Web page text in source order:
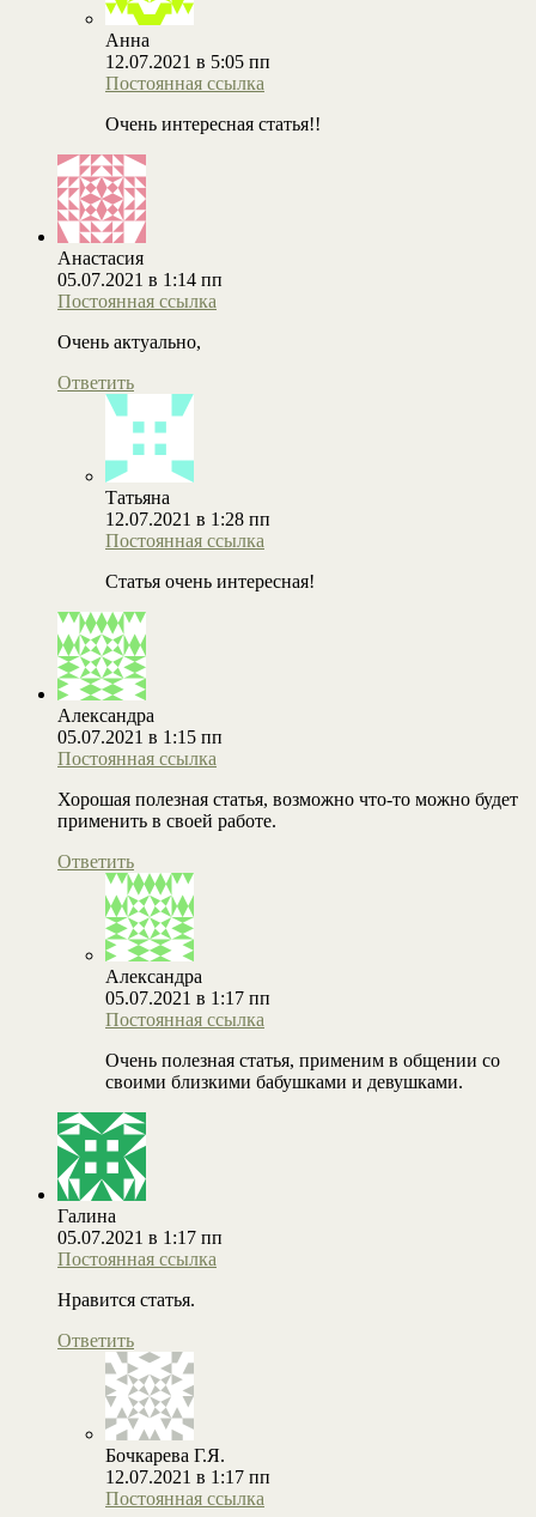
Анна
12.07.2021 в 5:05 пп
Постоянная ссылка
Очень интересная статья!!
Анастасия
05.07.2021 в 1:14 пп
Постоянная ссылка
Очень актуально,
Ответить
Татьяна
12.07.2021 в 1:28 пп
Постоянная ссылка
Статья очень интересная!
Александра
05.07.2021 в 1:15 пп
Постоянная ссылка
Хорошая полезная статья, возможно что-то можно будет
применить в своей работе.
Ответить
Александра
05.07.2021 в 1:17 пп
Постоянная ссылка
Очень полезная статья, применим в общении со
своими близкими бабушками и девушками.
Галина
05.07.2021 в 1:17 пп
Постоянная ссылка
Нравится статья.
Ответить
Бочкарева Г.Я.
12.07.2021 в 1:17 пп
Постоянная ссылка